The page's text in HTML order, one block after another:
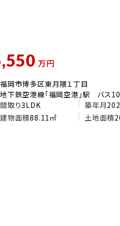
万円
福岡市博多区東月隈１丁目
地下鉄空港線「福岡空港」駅 バス
間取り3LDK 築年月
建物面積88.11㎡ 土地面積